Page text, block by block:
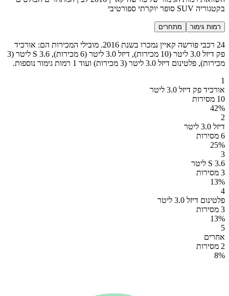
בקטגוריה SUV סופר יוקרתי ספורטיבי
רמות גימור מתחרים
24 רכבי פורשה קאיין נמכרו בשנת 2016. מובילי המכירות הם: אורכיד
פק דיזל 3.0 ליטר (10 מכירות), דיזל 3.0 ליטר (6 מכירות), S 3.6 ליטר (3
מכירות), פלטינום דיזל 3.0 ליטר (3 מכירות) ועוד 1 רמות גימור נוספות.
1
אורכיד פק דיזל 3.0 ליטר
10 מסירות
42%
2
דיזל 3.0 ליטר
6 מסירות
25%
3
S 3.6 ליטר
3 מסירות
13%
4
פלטינום דיזל 3.0 ליטר
3 מסירות
13%
5
אחרים
2 מסירות
8%